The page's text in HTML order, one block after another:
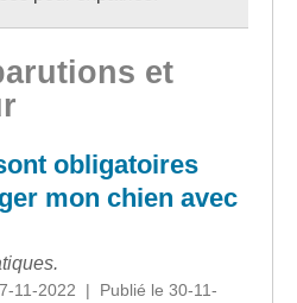
et
obligatoires
mon chien avec
11-2022 | Publié le 30-11-